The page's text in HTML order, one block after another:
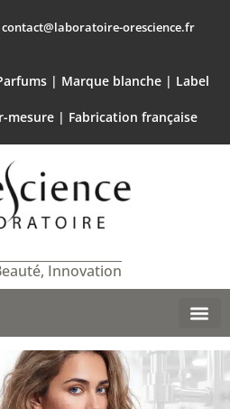
contact@laboratoire-orescience.fr
| Marque blanche | Label
| Fabrication française
Innovation